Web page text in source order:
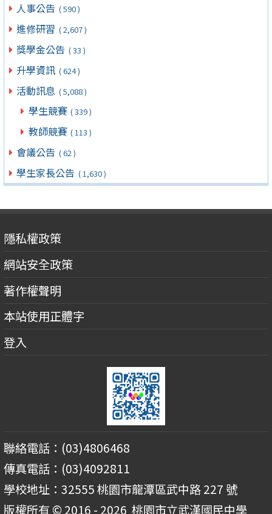
人事公告 ( 590 )
進修研習 ( 2,607 )
獎學金公告 ( 33 )
升學資訊 ( 624 )
活動訊息 ( 5,088 )
學生競賽 ( 339 )
教師競賽 ( 113 )
會議公告 ( 62 )
學生家長公告 ( 1,630 )
隱私權政策
網站安全政策
著作權聲明
本站使用正體字
登入
聯絡電話：(03)4806468
傳真電話：(03)4092811
學校地址：32555 桃園市龍潭區武中路 227 號
版權所有 © 2016 - 2026 桃園市立武漢國民中學